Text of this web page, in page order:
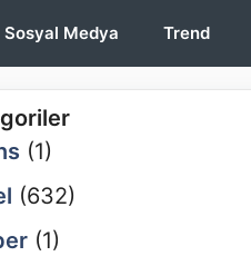
Sosyal Medya Trend
(1)
(632)
(1)